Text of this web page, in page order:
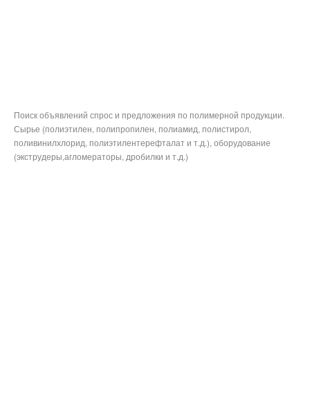
Поиск объявлений спрос и предложения по полимерной продукции.
Сырье (полиэтилен, полипропилен, полиамид, полистирол,
поливинилхлорид, полиэтилентерефталат и т.д.), оборудование
(экструдеры,агломераторы, дробилки и т.д.)